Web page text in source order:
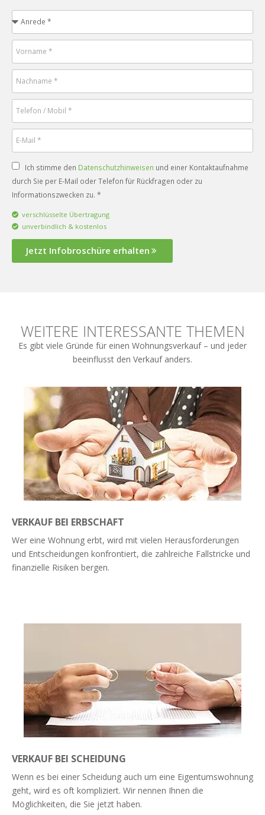
Ich stimme den Datenschutzhinweisen und einer Kontaktaufnahme
durch Sie per E-Mail oder Telefon für Rückfragen oder zu
Informationszwecken zu. *
verschlüsselte Übertragung
unverbindlich & kostenlos
Jetzt Infobroschüre erhalten
WEITERE INTERESSANTE THEMEN
Es gibt viele Gründe für einen Wohnungsverkauf – und jeder
beeinflusst den Verkauf anders.
VERKAUF BEI ERBSCHAFT
Wer eine Wohnung erbt, wird mit vielen Herausforderungen
und Entscheidungen konfrontiert, die zahlreiche Fallstricke und
finanzielle Risiken bergen.
VERKAUF BEI SCHEIDUNG
Wenn es bei einer Scheidung auch um eine Eigentumswohnung
geht, wird es oft kompliziert. Wir nennen Ihnen die
Möglichkeiten, die Sie jetzt haben.